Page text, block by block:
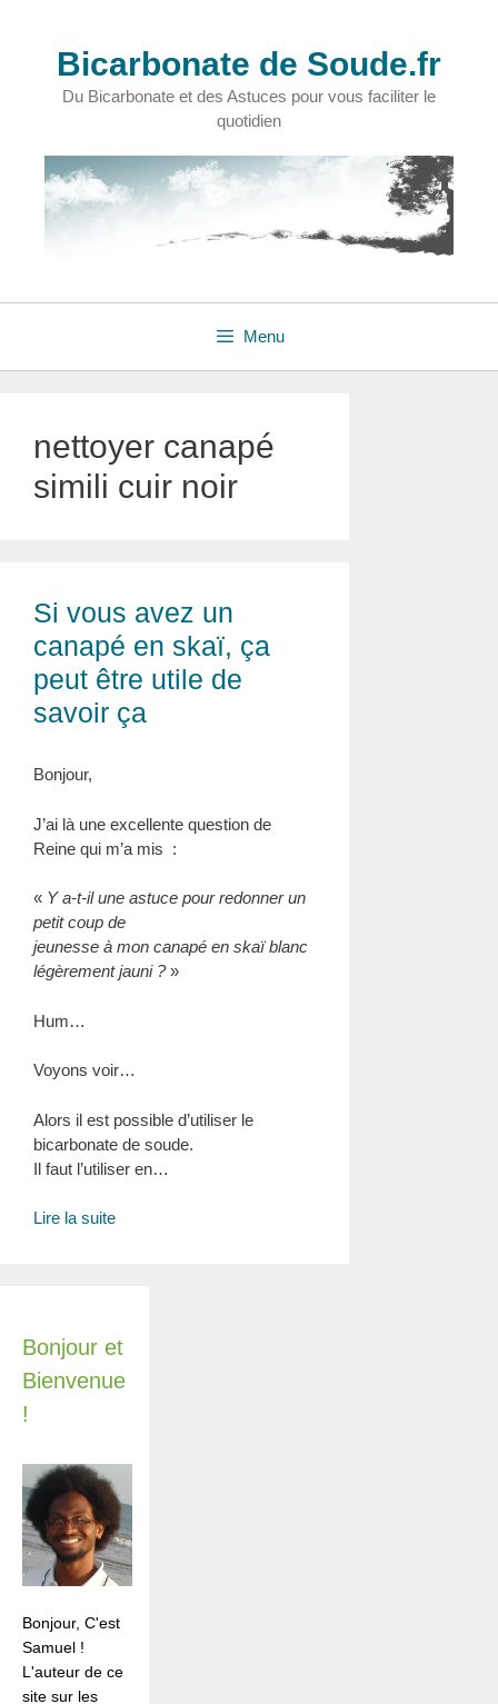
Bicarbonate de Soude.fr
Du Bicarbonate et des Astuces pour vous faciliter le
quotidien
Menu
nettoyer canapé
simili cuir noir
Si vous avez un
canapé en skaï, ça
peut être utile de
savoir ça
Bonjour,
J’ai là une excellente question de
Reine qui m’a mis :
« Y a-t-il une astuce pour redonner un
petit coup de
jeunesse à mon canapé en skaï blanc
légèrement jauni ?»
Hum…
Voyons voir…
Alors il est possible d’utiliser le
bicarbonate de soude.
Il faut l’utiliser en…
Lire la suiteSi
en
ça
utile
de
savoir
ça
Bonjour et
Bienvenue
!
Bonjour, C'est
Samuel !
L'auteur de ce
site sur les